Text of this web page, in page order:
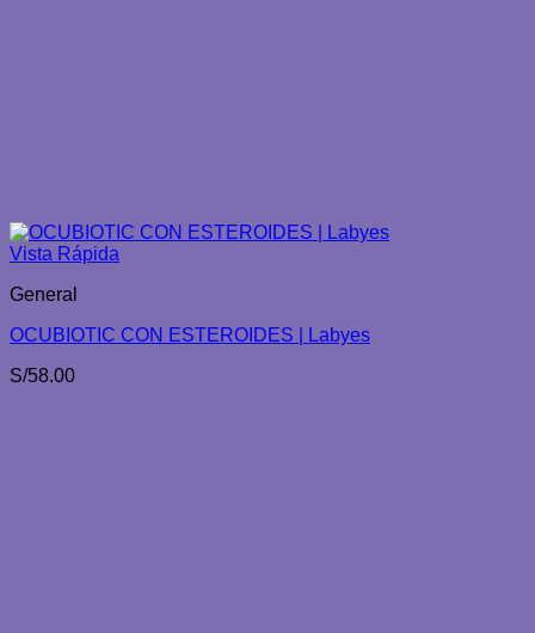
Vista Rápida
General
OCUBIOTIC CON ESTEROIDES | Labyes
S/58.00